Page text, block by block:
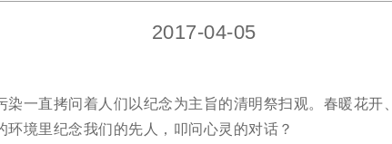
2017-04-05
染一直拷问着人们以纪念为主旨的清明祭扫观。春暖花开
环境里纪念我们的先人，叩问心灵的对话？